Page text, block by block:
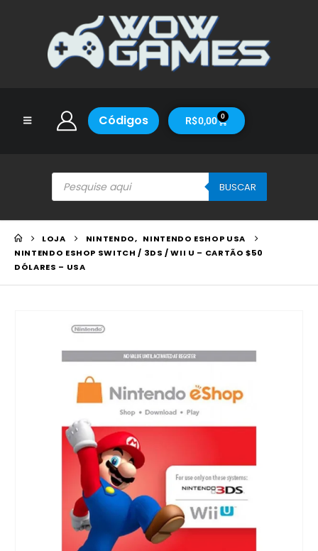
Códigos R$0,00 0
BUSCAR
LOJA NINTENDO, NINTENDO ESHOP USA
NINTENDO ESHOP SWITCH / 3DS / WII U – CARTÃO $50
DÓLARES – USA